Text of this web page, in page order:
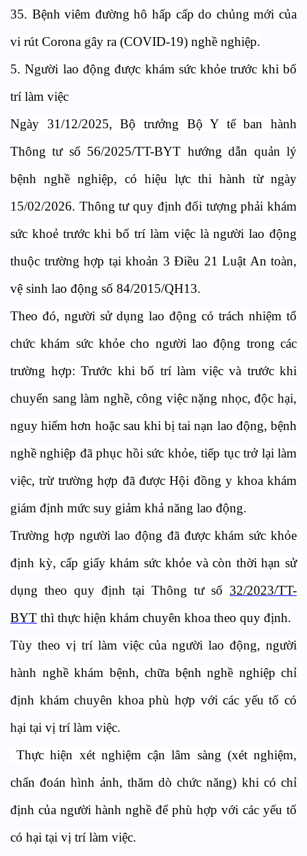
35. Bệnh viêm đường hô hấp cấp do chủng mới của
vi rút Corona gây ra (COVID-19) nghề nghiệp.
5. Người lao động được khám sức khỏe trước khi bố
trí làm việc
Ngày 31/12/2025, Bộ trưởng Bộ Y tế ban hành
Thông tư số 56/2025/TT-BYT hướng dẫn quản lý
bệnh nghề nghiệp, có hiệu lực thi hành từ ngày
15/02/2026. Thông tư quy định đối tượng phải khám
sức khoẻ trước khi bố trí làm việc là người lao động
thuộc trường hợp tại khoản 3 Điều 21 Luật An toàn,
vệ sinh lao động số 84/2015/QH13.
Theo đó, người sử dụng lao động có trách nhiệm tổ
chức khám sức khỏe cho người lao động trong các
trường hợp: Trước khi bố trí làm việc và trước khi
chuyển sang làm nghề, công việc nặng nhọc, độc hại,
nguy hiểm hơn hoặc sau khi bị tai nạn lao động, bệnh
nghề nghiệp đã phục hồi sức khỏe, tiếp tục trở lại làm
việc, trừ trường hợp đã được Hội đồng y khoa khám
giám định mức suy giảm khả năng lao động.
Trường hợp người lao động đã được khám sức khỏe
định kỳ, cấp giấy khám sức khỏe và còn thời hạn sử
dụng theo quy định tại Thông tư số 32/2023/TT-
BYT thì thực hiện khám chuyên khoa theo quy định.
Tùy theo vị trí làm việc của người lao động, người
hành nghề khám bệnh, chữa bệnh nghề nghiệp chỉ
định khám chuyên khoa phù hợp với các yếu tố có
hại tại vị trí làm việc.
Thực hiện xét nghiệm cận lâm sàng (xét nghiệm,
chẩn đoán hình ảnh, thăm dò chức năng) khi có chỉ
định của người hành nghề để phù hợp với các yếu tố
có hại tại vị trí làm việc.